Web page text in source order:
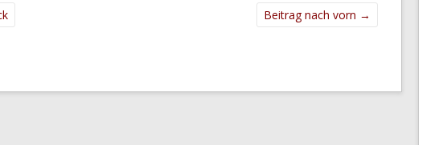
Beitrag nach vorn →